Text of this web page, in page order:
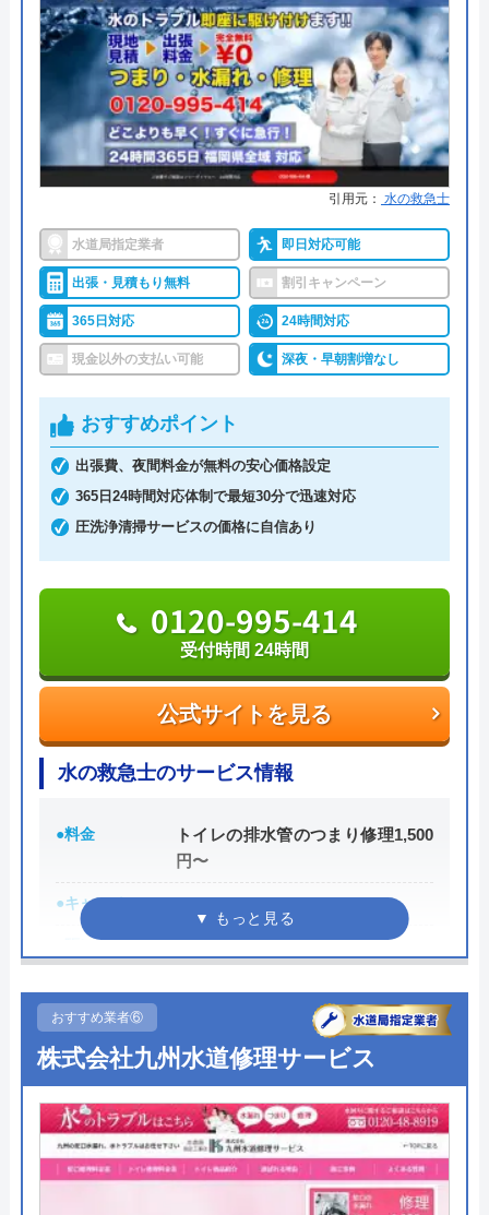
ハウスラボホームの基本情報
運営会社 株式会社ハウスラボ
代表者 勝島崇裕
創業・設立 2024年11月設立
東京都文京区本郷5-1-11
対応エリア 全国33拠点
対応エリア詳
細
宇城市のトイレ水漏れ・つまり修理に
駆けつけ対応｜水道局指定業者ハウス
株式会社あんしーは、水回りのトラブル修理やリフ
ォームサービスを提供している業者です。水道局指
定工事店に登録されている業者なので、技術力にも
信頼がおけます。本社は熊本県にありますが、多数
の支店もあるので西日本の12府県の依頼に対応可能
です。各府県内全域が対応エリアとしているので、
ことができます。24時間年中無休で営業しているの
で、緊急のトラブルがあった際もお気軽にご連絡く
ださい。
公式サイトを見る
0120-49-8996
株式会社あんしーのクチコミ on
安永義一郎
2 年前
に頼みました。仕事の丁寧さは素晴らしかっ
たです。また改装の機会があれば貴店に頼み
たいです。
Googleクチコミを見る
引用元： 水の救急士
水道局指定業者 即日対応可能
出張・見積もり無料 割引キャンペーン
365日対応 24時間対応
現金以外の支払い可能 深夜・早朝割増なし
おすすめポイント
出張費、夜間料金が無料の安心価格設定
365日24時間対応体制で最短30分で迅速対応
圧洗浄清掃サービスの価格に自信あり
公式サイトを見る
0120-995-414
受付時間 24時間
水の救急士のサービス情報
●料金
トイレの排水管のつまり修理1,500
円〜
●キャンペーン ―
●駆けつけ時間 最短30分
●受付時間 24時間
●定休日
●出張見積もり 出張見積もり無料
●支払い方法 ―
●累計実績 ―
おすすめ業者⑥
株式会社九州水道修理サービス